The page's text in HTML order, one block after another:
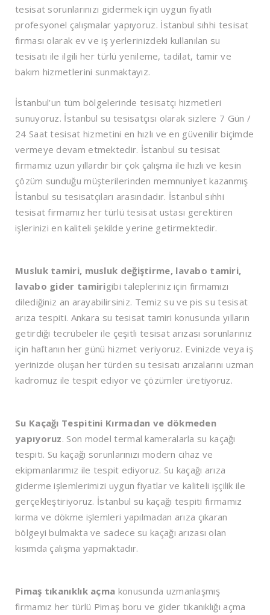
tesisat sorunlarınızı gidermek için uygun fiyatlı
profesyonel çalışmalar yapıyoruz. İstanbul sıhhi tesisat
firması olarak ev ve iş yerlerinizdeki kullanılan su
tesisatı ile ilgili her türlü yenileme, tadilat, tamir ve
bakım hizmetlerini sunmaktayız.
İstanbul’un tüm bölgelerinde tesisatçı hizmetleri
sunuyoruz. İstanbul su tesisatçısı olarak sizlere 7 Gün /
24 Saat tesisat hizmetini en hızlı ve en güvenilir biçimde
vermeye devam etmektedir. İstanbul su tesisat
firmamız uzun yıllardır bir çok çalışma ile hızlı ve kesin
çözüm sunduğu müşterilerinden memnuniyet kazanmış
İstanbul su tesisatçıları arasındadır. İstanbul sıhhi
tesisat firmamız her türlü tesisat ustası gerektiren
işlerinizi en kaliteli şekilde yerine getirmektedir.
Musluk tamiri, musluk değiştirme, lavabo tamiri,
lavabo gider tamirigibi talepleriniz için firmamızı
dilediğiniz an arayabilirsiniz. Temiz su ve pis su tesisat
arıza tespiti. Ankara su tesisat tamiri konusunda yılların
getirdiği tecrübeler ile çeşitli tesisat arızası sorunlarınız
için haftanın her günü hizmet veriyoruz. Evinizde veya iş
yerinizde oluşan her türden su tesisatı arızalarını uzman
kadromuz ile tespit ediyor ve çözümler üretiyoruz.
Su Kaçağı Tespitini Kırmadan ve dökmeden
yapıyoruz. Son model termal kameralarla su kaçağı
tespiti. Su kaçağı sorunlarınızı modern cihaz ve
ekipmanlarımız ile tespit ediyoruz. Su kaçağı arıza
giderme işlemlerimizi uygun fiyatlar ve kaliteli işçilik ile
gerçekleştiriyoruz. İstanbul su kaçağı tespiti firmamız
kırma ve dökme işlemleri yapılmadan arıza çıkaran
bölgeyi bulmakta ve sadece su kaçağı arızası olan
kısımda çalışma yapmaktadır.
Pimaş tıkanıklık açma konusunda uzmanlaşmış
firmamız her türlü Pimaş boru ve gider tıkanıklığı açma